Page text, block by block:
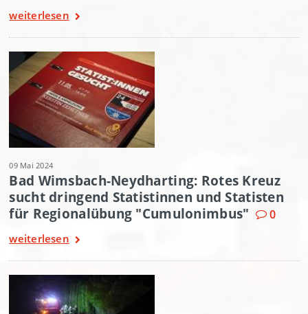
weiterlesen
09 Mai 2024
Bad Wimsbach-Neydharting: Rotes Kreuz
sucht dringend Statistinnen und Statisten
für Regionalübung "Cumulonimbus"
0
weiterlesen